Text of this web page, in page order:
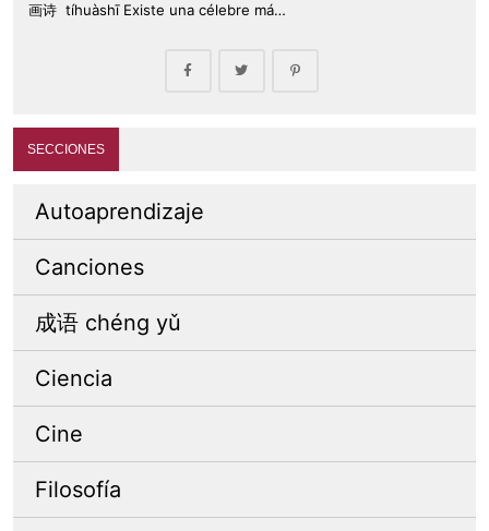
画诗 tíhuàshī Existe una célebre má…
SECCIONES
Autoaprendizaje
Canciones
成语 chéng yǔ
Ciencia
Cine
Filosofía